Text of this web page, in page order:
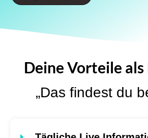
Deine Vorteile
„Das findest du